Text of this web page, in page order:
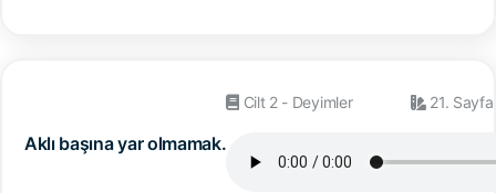
Aklı başına yar olmamak.
Cilt 2 - Deyimler 21. Sayfa